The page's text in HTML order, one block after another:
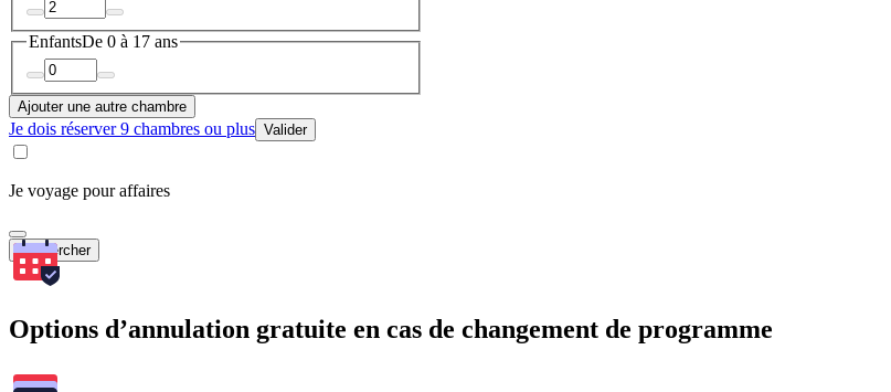
EnfantsDe 0 à 17 ans
Ajouter une autre chambre
Je dois réserver 9 chambres ou plus Valider
Je voyage pour affaires
Rechercher
Options d’annulation gratuite en cas de changement de programme